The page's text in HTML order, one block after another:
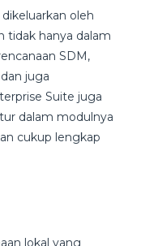
oleh
tidak hanya dalam
SDM,
juga
Suite juga
dalam modulnya
cukup lengkap
lokal yang